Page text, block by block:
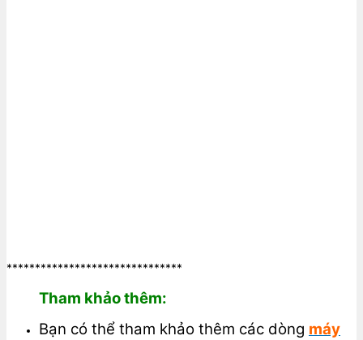
*******************************
Tham khảo thêm:
Bạn có thể tham khảo thêm các dòng máy